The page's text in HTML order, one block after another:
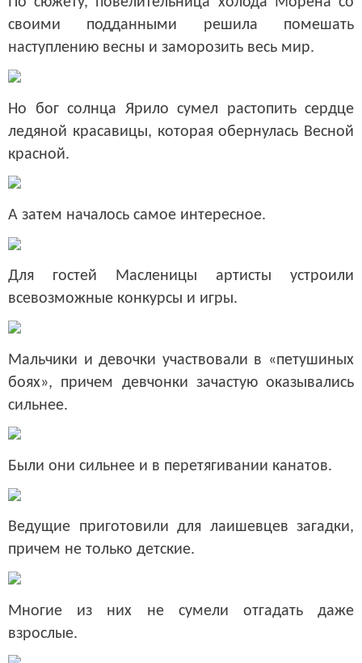
своими подданными решила помешать
наступлению весны и заморозить весь мир.
Но бог солнца Ярило сумел растопить сердце
ледяной красавицы, которая обернулась Весной
красной.
А затем началось самое интересное.
Для гостей Масленицы артисты устроили
всевозможные конкурсы и игры.
Мальчики и девочки участвовали в «петушиных
боях», причем девчонки зачастую оказывались
сильнее.
Были они сильнее и в перетягивании канатов.
Ведущие приготовили для лаишевцев загадки,
причем не только детские.
Многие из них не сумели отгадать даже
взрослые.